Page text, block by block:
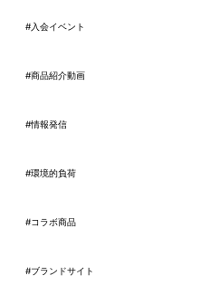
#入会イベント
#商品紹介動画
#情報発信
#環境的負荷
#コラボ商品
#ブランドサイト